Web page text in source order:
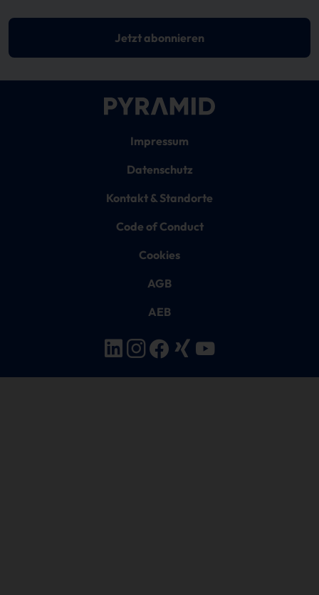
Jetzt abonnieren
Impressum
Datenschutz
Kontakt & Standorte
Code of Conduct
Cookies
AGB
AEB